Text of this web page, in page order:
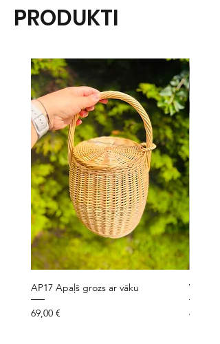
PRODUKTI
AP17 Apaļš grozs ar vāku
Cena
69,00 €
VLG7
Cena
49,00 €